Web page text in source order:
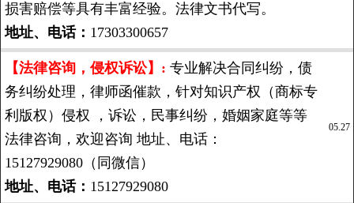
损害赔偿等具有丰富经验。法律文书代写。
地址、电话： 17303300657
【法律咨询，侵权诉讼】: 专业解决合同纠纷，债
务纠纷处理，律师函催款，针对知识产权（商标专
利版权）侵权 ，诉讼，民事纠纷，婚姻家庭等等
法律咨询，欢迎咨询 地址、电话：
15127929080（同微信）
地址、电话： 15127929080
05.27